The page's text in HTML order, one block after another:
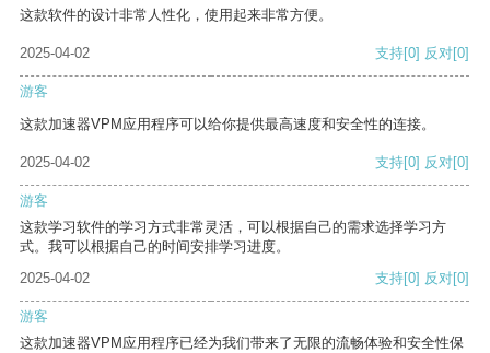
这款软件的设计非常人性化，使用起来非常方便。
2025-04-02 支持[0] 反对[0]
游客
这款加速器VPM应用程序可以给你提供最高速度和安全性的连接。
2025-04-02 支持[0] 反对[0]
游客
这款学习软件的学习方式非常灵活，可以根据自己的需求选择学习方
式。我可以根据自己的时间安排学习进度。
2025-04-02
支持[0] 反对[0]
游客
这款加速器VPM应用程序已经为我们带来了无限的流畅体验和安全性保